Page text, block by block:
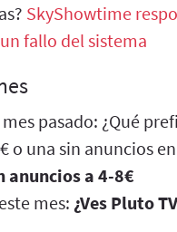
SkyShowtime
fallo del sistema
pasado: ¿Qué
o una sin anuncios
anuncios a 4-8€
mes: ¿Ves Pluto